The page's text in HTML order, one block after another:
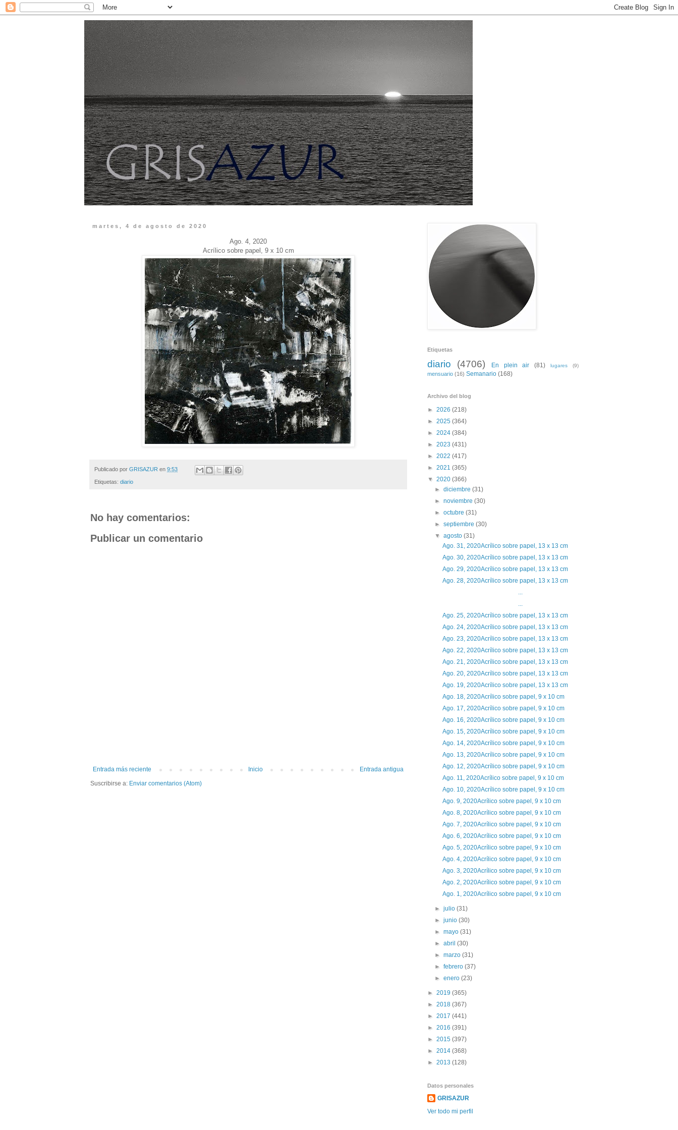
martes, 4 de agosto de 2020
Ago. 4, 2020
Acrílico sobre papel, 9 x 10 cm
Publicado por GRISAZUR en 9:53
Etiquetas: diario
No hay comentarios:
Publicar un comentario
Entrada más reciente Entrada antigua
Inicio
Suscribirse a: Enviar comentarios (Atom)
Etiquetas
diario (4706) En plein air (81) lugares (9)
mensuario (16) Semanario (168)
Archivo del blog
► 2026 (218)
► 2025 (364)
► 2024 (384)
► 2023 (431)
► 2022 (417)
► 2021 (365)
▼ 2020 (366)
►diciembre(31)
►noviembre(30)
►octubre(31)
►septiembre(30)
▼agosto(31)
Ago. 31, 2020Acrílico sobre papel, 13 x 13 cm
Ago. 30, 2020Acrílico sobre papel, 13 x 13 cm
Ago. 29, 2020Acrílico sobre papel, 13 x 13 cm
Ago. 28, 2020Acrílico sobre papel, 13 x 13 cm
...
...
Ago. 25, 2020Acrílico sobre papel, 13 x 13 cm
Ago. 24, 2020Acrílico sobre papel, 13 x 13 cm
Ago. 23, 2020Acrílico sobre papel, 13 x 13 cm
Ago. 22, 2020Acrílico sobre papel, 13 x 13 cm
Ago. 21, 2020Acrílico sobre papel, 13 x 13 cm
Ago. 20, 2020Acrílico sobre papel, 13 x 13 cm
Ago. 19, 2020Acrílico sobre papel, 13 x 13 cm
Ago. 18, 2020Acrílico sobre papel, 9 x 10 cm
Ago. 17, 2020Acrílico sobre papel, 9 x 10 cm
Ago. 16, 2020Acrílico sobre papel, 9 x 10 cm
Ago. 15, 2020Acrílico sobre papel, 9 x 10 cm
Ago. 14, 2020Acrílico sobre papel, 9 x 10 cm
Ago. 13, 2020Acrílico sobre papel, 9 x 10 cm
Ago. 12, 2020Acrílico sobre papel, 9 x 10 cm
Ago. 11, 2020Acrílico sobre papel, 9 x 10 cm
Ago. 10, 2020Acrílico sobre papel, 9 x 10 cm
Ago. 9, 2020Acrílico sobre papel, 9 x 10 cm
Ago. 8, 2020Acrílico sobre papel, 9 x 10 cm
Ago. 7, 2020Acrílico sobre papel, 9 x 10 cm
Ago. 6, 2020Acrílico sobre papel, 9 x 10 cm
Ago. 5, 2020Acrílico sobre papel, 9 x 10 cm
Ago. 4, 2020Acrílico sobre papel, 9 x 10 cm
Ago. 3, 2020Acrílico sobre papel, 9 x 10 cm
Ago. 2, 2020Acrílico sobre papel, 9 x 10 cm
Ago. 1, 2020Acrílico sobre papel, 9 x 10 cm
►julio(31)
►junio(30)
►mayo(31)
►abril(30)
►marzo(31)
►febrero(37)
►enero(23)
► 2019 (365)
► 2018 (367)
► 2017 (441)
► 2016 (391)
► 2015 (397)
► 2014 (368)
► 2013 (128)
Datos personales
GRISAZUR
Ver todo mi perfil